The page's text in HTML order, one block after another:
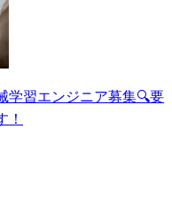
学習エンジニア募集🔍要
！